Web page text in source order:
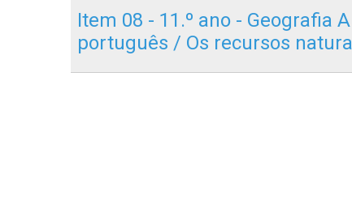
Item 08 - 11.º ano - Geografia
português / Os recursos